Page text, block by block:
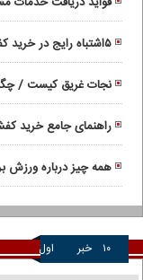
۵اشتباه رایج در
است؟
نجات غریق کیست /
راهنمای جامع خرید
همه چیز درباره ورزش
۱۰ خبر اول